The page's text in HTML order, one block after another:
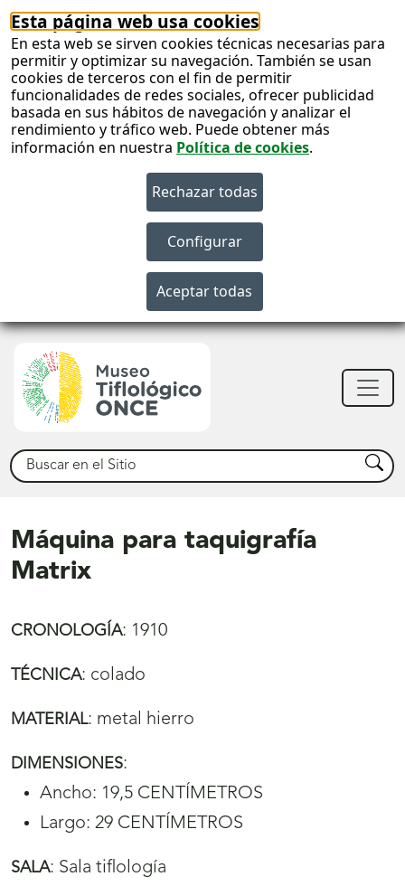
Esta página web usa cookies
En esta web se sirven cookies técnicas necesarias para
permitir y optimizar su navegación. También se usan
cookies de terceros con el fin de permitir
funcionalidades de redes sociales, ofrecer publicidad
basada en sus hábitos de navegación y analizar el
rendimiento y tráfico web. Puede obtener más
información en nuestra Política de cookies.
Buscar Buscar
Máquina para taquigrafía
Matrix
CRONOLOGÍA: 1910
TÉCNICA: colado
MATERIAL: metal hierro
DIMENSIONES:
Ancho: 19,5 CENTÍMETROS
Largo: 29 CENTÍMETROS
SALA: Sala tiflología